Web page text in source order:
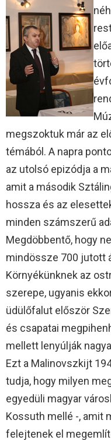
megszoktuk már az
témából. A napra
az utolsó epizódja a
amit a második
hossza és az
minden számszerű
Megdöbbentő, hogy
mindössze 700 jutott
Környékünknek az
szerepe, ugyanis
üdülőfalut először
és csapatai
mellett lenyúlják
Ezt a Malinovszkijt
tudja, hogy milyen
egyedüli magyar
Kossuth mellé -, amit
felejtenek el